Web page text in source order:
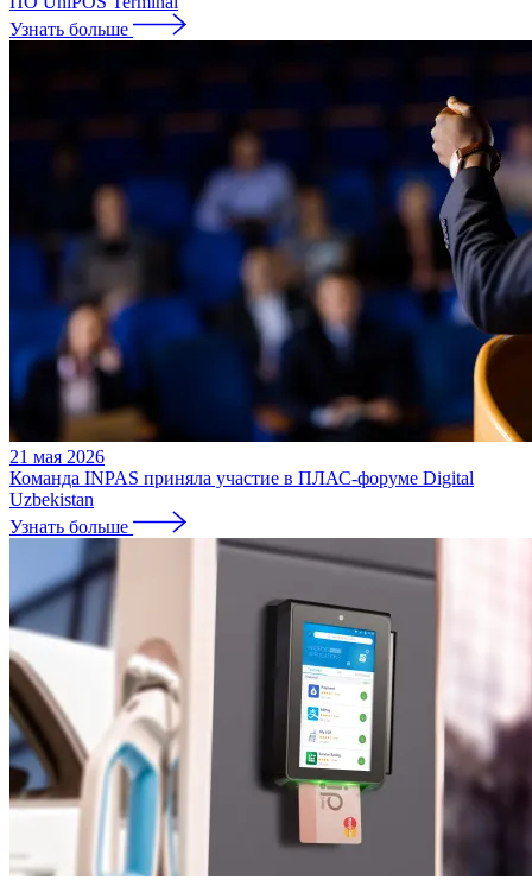
Узнать больше
21 мая 2026
Команда INPAS приняла участие в ПЛАС-форуме Digital
Uzbekistan
Узнать больше